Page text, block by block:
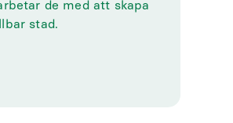
de med att skapa
stad.